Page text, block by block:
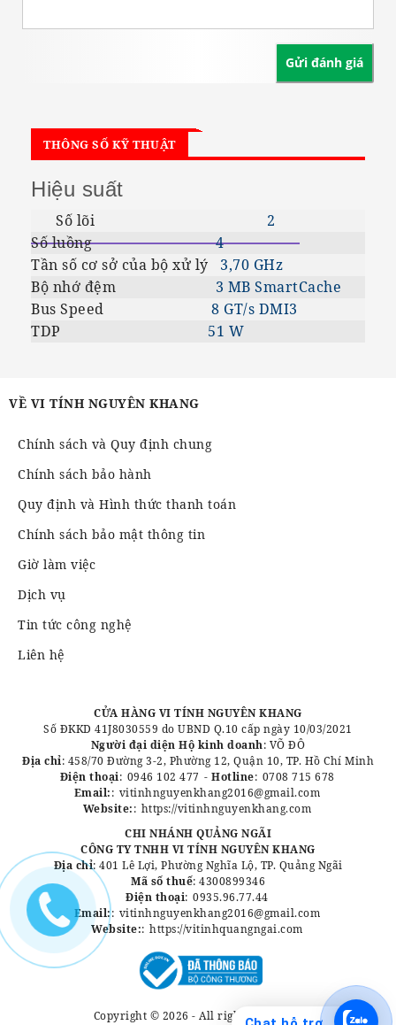
THÔNG SỐ KỸ THUẬT
Hiệu suất
Số lõi
2
Số luồng4
Tần số cơ sở của bộ xử lý 3,70 GHz
Bộ nhớ đệm 3 MB SmartCache
Bus Speed 8 GT/s DMI3
TDP 51 W
VỀ VI TÍNH NGUYÊN KHANG
Chính sách và Quy định chung
Chính sách bảo hành
Quy định và Hình thức thanh toán
Chính sách bảo mật thông tin
Giờ làm việc
Dịch vụ
Tin tức công nghệ
Liên hệ
CỬA HÀNG VI TÍNH NGUYÊN KHANG
Số ĐKKD 41J8030559 do UBND Q.10 cấp ngày 10/03/2021
Người đại diện Hộ kinh doanh: VÕ ĐÔ
Địa chỉ: 458/70 Đường 3-2, Phường 12, Quận 10, TP. Hồ Chí Minh
Điện thoại: 0946 102 477 - Hotline: 0708 715 678
Email:: vitinhnguyenkhang2016@gmail.com
Website:: https://vitinhnguyenkhang.com
CHI NHÁNH QUẢNG NGÃI
CÔNG TY TNHH VI TÍNH NGUYÊN KHANG
Địa chỉ: 401 Lê Lợi, Phường Nghĩa Lộ, TP. Quảng Ngãi
Mã số thuế: 4300899346
Điện thoại: 0935.96.77.44
Email:: vitinhnguyenkhang2016@gmail.com
Website:: https://vitinhquangngai.com
Copyright © 2026 - All rights reserved.